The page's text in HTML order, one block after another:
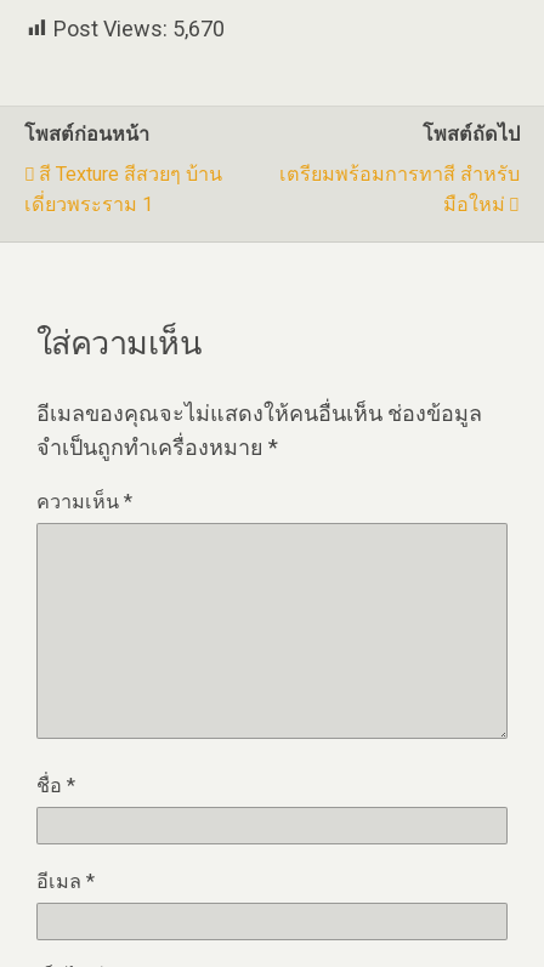
Post Views: 5,670
โพสต์ก่อนหน้า
สี Texture สีสวยๆ บ้าน
เดี่ยวพระราม 1
โพสต์ถัดไป
เตรียมพร้อมการทาสี สำหรับ
มือใหม่
ใส่ความเห็น
อีเมลของคุณจะไม่แสดงให้คนอื่นเห็น ช่องข้อมูล
จำเป็นถูกทำเครื่องหมาย *
ความเห็น *
ชื่อ *
อีเมล *